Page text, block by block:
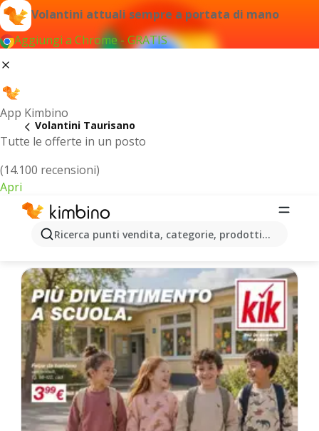
Volantini attuali sempre a portata di mano
Aggiungi a Chrome - GRATIS
App Kimbino
Tutte le offerte in un posto
(14.100 recensioni)
Apri
Ricerca punti vendita, categorie, prodotti...
Volantini Taurisano
Taurisano - Volantini più recenti